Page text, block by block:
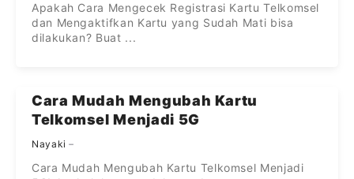
Apakah Cara Mengecek Registrasi Kartu Telkomsel
dan Mengaktifkan Kartu yang Sudah Mati bisa
dilakukan? Buat ...
Cara Mudah Mengubah Kartu
Telkomsel Menjadi 5G
Nayaki
Cara Mudah Mengubah Kartu Telkomsel Menjadi